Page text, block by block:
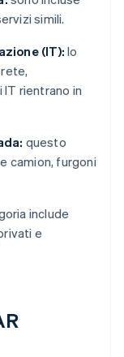
simili.
(IT): lo
rientrano in
questo
camion, furgoni
include
e